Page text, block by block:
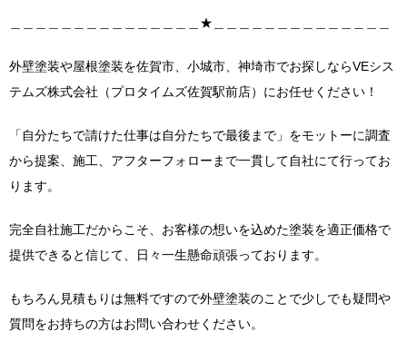
＿＿＿＿＿＿＿＿＿＿＿＿＿＿＿★＿＿＿＿＿＿＿＿＿＿＿＿＿＿
外壁塗装や屋根塗装を佐賀市、小城市、神埼市でお探しならVEシス
テムズ株式会社（プロタイムズ佐賀駅前店）にお任せください！
「自分たちで請けた仕事は自分たちで最後まで」をモットーに調査
から提案、施工、アフターフォローまで一貫して自社にて行ってお
ります。
完全自社施工だからこそ、お客様の想いを込めた塗装を適正価格で
提供できると信じて、日々一生懸命頑張っております。
もちろん見積もりは無料ですので外壁塗装のことで少しでも疑問や
質問をお持ちの方はお問い合わせください。